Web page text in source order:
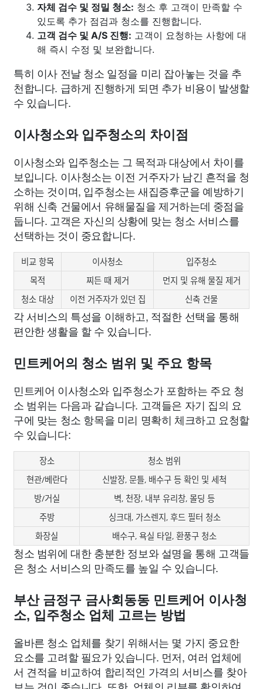
자체 검수 및 정밀 청소: 청소 후 고객이 만족할 수
있도록 추가 점검과 청소를 진행합니다.
고객 검수 및 A/S 진행: 고객이 요청하는 사항에 대
해 즉시 수정 및 보완합니다.
특히 이사 전날 청소 일정을 미리 잡아놓는 것을 추
천합니다. 급하게 진행하게 되면 추가 비용이 발생할
수 있습니다.
이사청소와 입주청소의 차이점
이사청소와 입주청소는 그 목적과 대상에서 차이를
보입니다. 이사청소는 이전 거주자가 남긴 흔적을 청
소하는 것이며, 입주청소는 새집증후군을 예방하기
위해 신축 건물에서 유해물질을 제거하는데 중점을
둡니다. 고객은 자신의 상황에 맞는 청소 서비스를
선택하는 것이 중요합니다.
비교 항목 이사청소
입주청소
목적
찌든 때 제거
먼지 및 유해 물질 제거
청소 대상
이전 거주자가 있던 집 신축 건물
각 서비스의 특성을 이해하고, 적절한 선택을 통해
편안한 생활을 할 수 있습니다.
민트케어의 청소 범위 및 주요 항목
민트케어 이사청소와 입주청소가 포함하는 주요 청
소 범위는 다음과 같습니다. 고객들은 자기 집의 요
구에 맞는 청소 항목을 미리 명확히 체크하고 요청할
수 있습니다:
장소
청소 범위
현관/베란다
신발장, 문틀, 배수구 등 확인 및 세척
방/거실
벽, 천장, 내부 유리창, 몰딩 등
주방
싱크대, 가스렌지, 후드 필터 청소
화장실
배수구, 욕실 타일, 환풍구 청소
청소 범위에 대한 충분한 정보와 설명을 통해 고객들
은 청소 서비스의 만족도를 높일 수 있습니다.
부산 금정구 금사회동동 민트케어 이사청
소, 입주청소 업체 고르는 방법
올바른 청소 업체를 찾기 위해서는 몇 가지 중요한
요소를 고려할 필요가 있습니다. 먼저, 여러 업체에
서 견적을 비교하여 합리적인 가격의 서비스를 찾아
보는 것이 좋습니다. 또한, 업체의 리뷰를 확인하여